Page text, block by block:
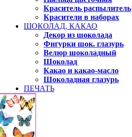
Краситель распылитель
Красители в наборах
ШОКОЛАД, КАКАО
Декор из шоколада
Фигурки шок. глазурь
Велюр шоколадный
Шоколад
Какао и какао-масло
Шоколадная глазурь
ПЕЧАТЬ